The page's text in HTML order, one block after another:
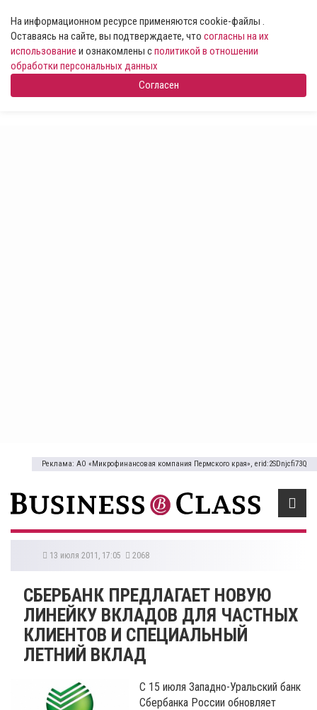
На информационном ресурсе применяются cookie-файлы .
Оставаясь на сайте, вы подтверждаете, что согласны на их
использование и ознакомлены сполитикой в отношении
обработки персональных данных
Согласен
Реклама: АО «Микрофинансовая компания Пермского края», erid:2SDnjcfi73Q
13 июля 2011, 17:05 2068
СБЕРБАНК ПРЕДЛАГАЕТ НОВУЮ
ЛИНЕЙКУ ВКЛАДОВ ДЛЯ ЧАСТНЫХ
КЛИЕНТОВ И СПЕЦИАЛЬНЫЙ
ЛЕТНИЙ ВКЛАД
C 15 июля Западно-Уральский банк
Сбербанка России обновляет